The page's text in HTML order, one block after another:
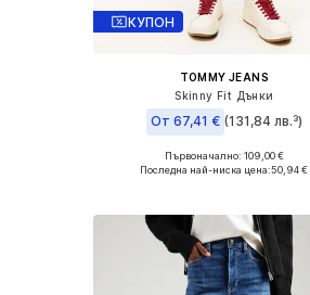
КУПОН
TOMMY JEANS
Skinny Fit Дънки
От 67,41 € (131,84 лв.³)
Предлага се в много размери
Първоначално: 109,00 €
Последна най-ниска цена:50,94 €